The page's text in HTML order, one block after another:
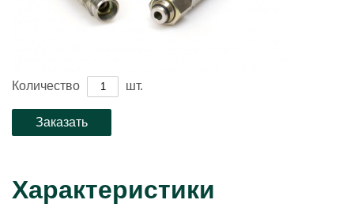
Количество шт.
Характеристики